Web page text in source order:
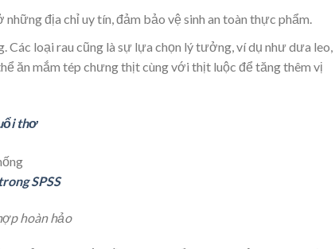
địa chỉ uy tín, đảm bảo vệ sinh an toàn thực phẩm.
loại rau cũng là sự lựa chọn lý tưởng, ví dụ như dưa leo,
ăn mắm tép chưng thịt cùng với thịt luộc để tăng thêm vị
thơ
SPSS
hoàn hảo